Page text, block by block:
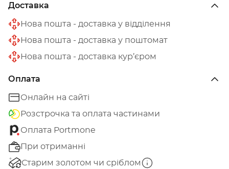
Доставка
Нова пошта - доставка у відділення
Нова пошта - доставка у поштомат
Нова пошта - доставка кур’єром
Оплата
Онлайн на сайті
Розстрочка та оплата частинами
Оплата Portmone
При отриманні
Старим золотом чи сріблом